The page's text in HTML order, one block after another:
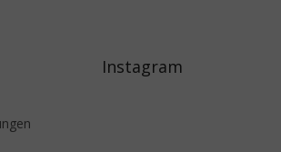
Instagram